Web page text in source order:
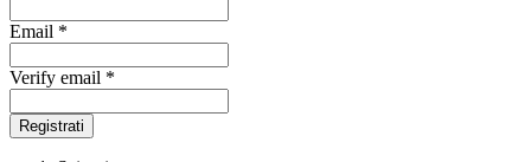
Email *
Verify email *
Registrati